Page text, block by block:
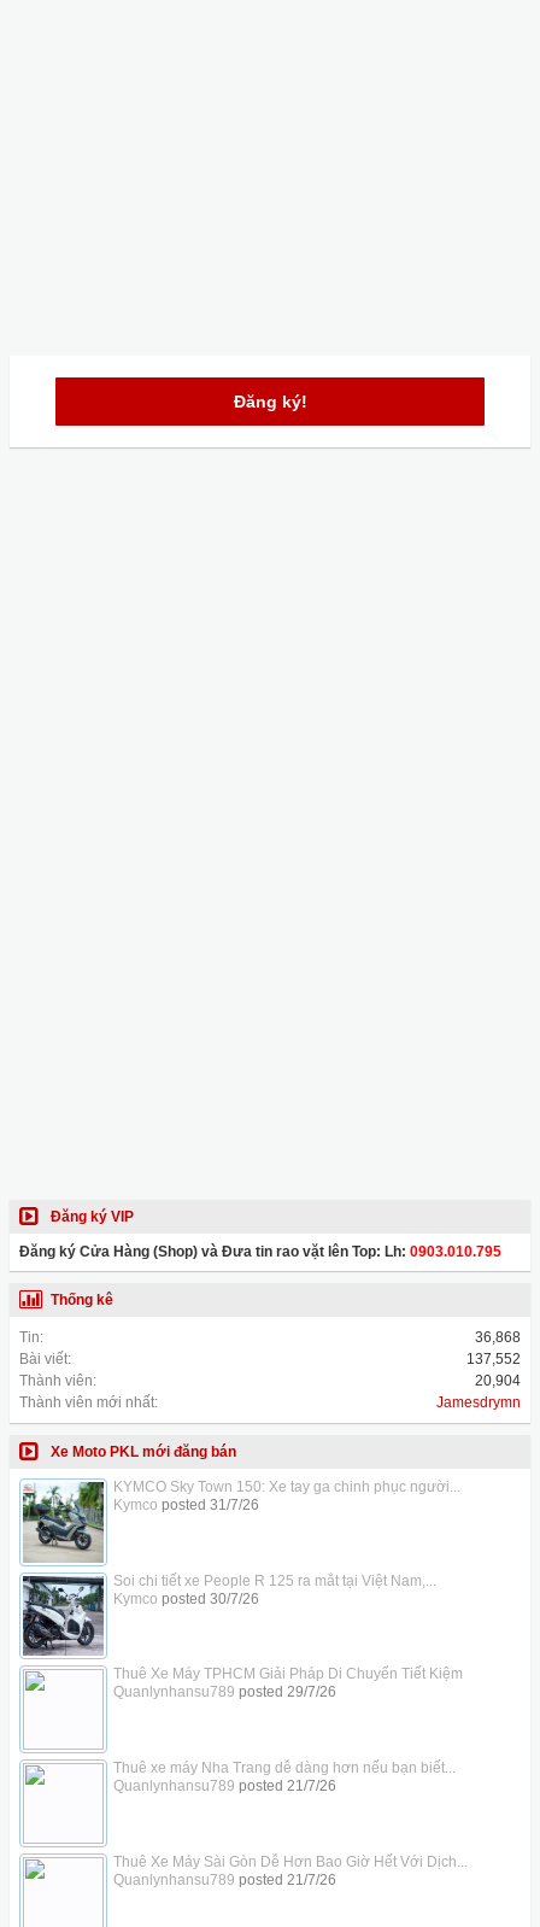
Đăng ký!
Đăng ký VIP
Đăng ký Cửa Hàng (Shop) và Đưa tin rao vặt lên Top: Lh: 0903.010.795
Thống kê
Tin:
36,868
Bài viết:
137,552
Thành viên:
20,904
Thành viên mới nhất:
Jamesdrymn
Xe Moto PKL mới đăng bán
KYMCO Sky Town 150: Xe tay ga chinh phục người...
Kymco posted 31/7/26
Soi chi tiết xe People R 125 ra mắt tại Việt Nam,...
Kymco posted 30/7/26
Thuê Xe Máy TPHCM Giải Pháp Di Chuyển Tiết Kiệm
Quanlynhansu789 posted 29/7/26
Thuê xe máy Nha Trang dễ dàng hơn nếu bạn biết...
Quanlynhansu789 posted 21/7/26
Thuê Xe Máy Sài Gòn Dễ Hơn Bao Giờ Hết Với Dịch...
Quanlynhansu789 posted 21/7/26